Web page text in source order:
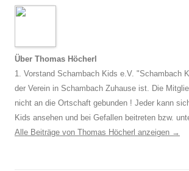
Über Thomas Höcherl
1. Vorstand Schambach Kids e.V. "Schambach
der Verein in Schambach Zuhause ist. Die
nicht an die Ortschaft gebunden ! Jeder kann
Kids ansehen und bei Gefallen beitreten bzw.
Alle Beiträge von Thomas Höcherl anzeigen →